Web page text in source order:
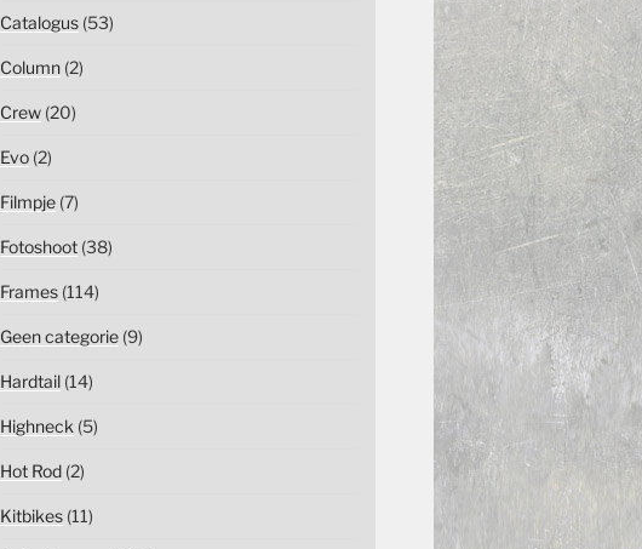
Catalogus(53)
Column(2)
Crew(20)
Evo(2)
Filmpje(7)
Fotoshoot(38)
Frames(114)
Geen categorie(9)
Hardtail(14)
Highneck (5)
Hot Rod(2)
Kitbikes(11)